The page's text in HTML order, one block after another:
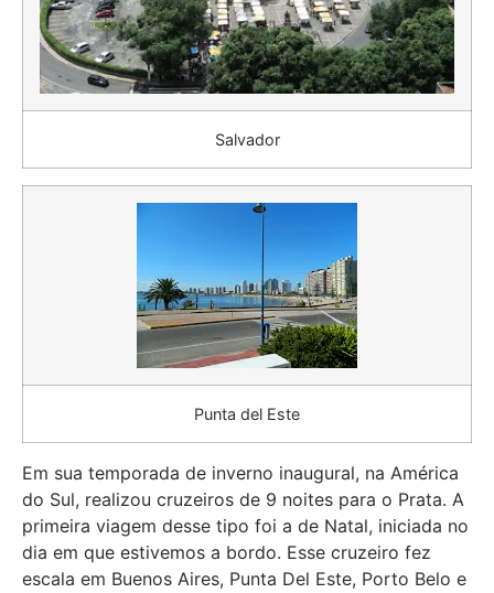
Salvador
Punta del Este
Em sua temporada de inverno inaugural, na América
do Sul, realizou cruzeiros de 9 noites para o Prata. A
primeira viagem desse tipo foi a de Natal, iniciada no
dia em que estivemos a bordo. Esse cruzeiro fez
escala em Buenos Aires, Punta Del Este, Porto Belo e